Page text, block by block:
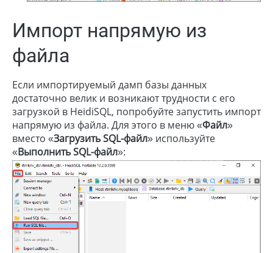
Импорт напрямую из
файла
Если импортируемый дамп базы данных
достаточно велик и возникают трудности с его
загрузкой в HeidiSQL, попробуйте запустить импорт
напрямую из файла. Для этого в меню «Файл»
вместо «Загрузить SQL-файл» используйте
«Выполнить SQL-файл»: